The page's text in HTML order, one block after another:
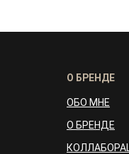
О БРЕНДЕ
ОБО МНЕ
О БРЕНДЕ